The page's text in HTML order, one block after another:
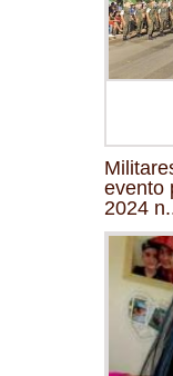
evento
2024